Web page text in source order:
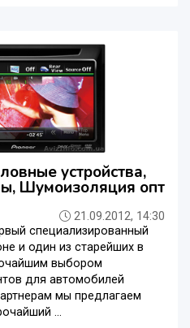
устройства,
Шумоизоляция опт
21.09.2012, 14:30
специализированный
и один из старейших в
выбором
для автомобилей
мы предлагаем
...